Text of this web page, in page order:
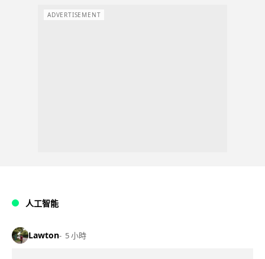
ADVERTISEMENT
人工智能
Lawton 5 小時